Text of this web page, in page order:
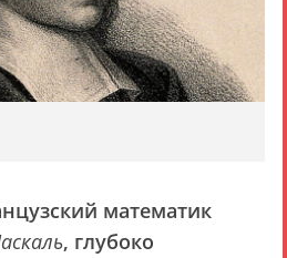
математик
, глубоко